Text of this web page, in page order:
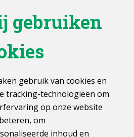
gebruiken
gebruik van cookies en
tracking-technologieën om
op onze website
om
inhoud en
en het prospectus
een
nemen. De rendementen,
gebaseerd op historische
voor de toekomst bieden.
toeslagen en
zijn van toepassing op
in België wonen. Ze hangen
van elke belegger en
aan wijzigingen onderhevig